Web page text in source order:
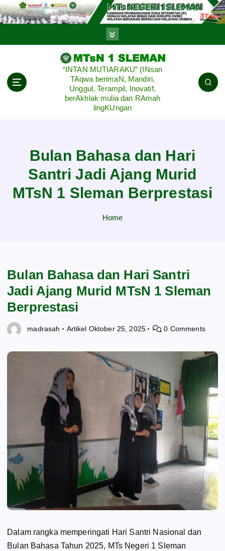
S
k
“INTAN MUTIARAKU” (INsan
TAqwa berimaN, Mandiri,
Unggul, Terampil, Inovatif,
berAkhlak mulia dan RAmah
lingKUngan
Bulan Bahasa dan Hari
Santri Jadi Ajang Murid
MTsN 1 Sleman Berprestasi
Home
Bulan Bahasa dan Hari Santri
Jadi Ajang Murid MTsN 1 Sleman
Berprestasi
madrasah Artikel Oktober 25, 2025 0 Comments
Dalam rangka memperingati Hari Santri Nasional dan
Bulan Bahasa Tahun 2025, MTs Negeri 1 Sleman